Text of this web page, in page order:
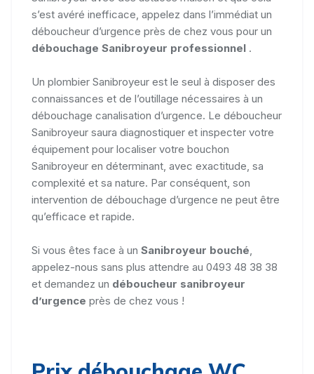
s’est avéré inefficace, appelez dans l’immédiat un
déboucheur d’urgence près de chez vous pour un
débouchage Sanibroyeur professionnel .
Un plombier Sanibroyeur est le seul à disposer des
connaissances et de l’outillage nécessaires à un
débouchage canalisation d’urgence. Le déboucheur
Sanibroyeur saura diagnostiquer et inspecter votre
équipement pour localiser votre bouchon
Sanibroyeur en déterminant, avec exactitude, sa
complexité et sa nature. Par conséquent, son
intervention de débouchage d’urgence ne peut être
qu’efficace et rapide.
Si vous êtes face à un Sanibroyeur bouché
appelez-nous sans plus attendre au 0493 48 38 38
et demandez un déboucheur sanibroyeur
d’urgence près de chez vous !